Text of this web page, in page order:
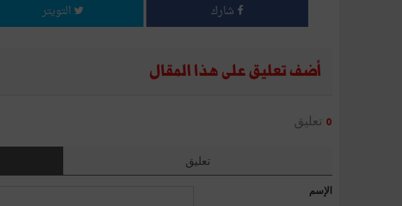
شارك التويتر
أضف تعليق على هذا المقال
0 تعليق
تعليق
الإسم